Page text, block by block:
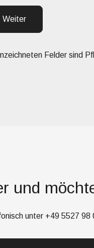
Weiter
Felder sind
und
unter +49 5527 98